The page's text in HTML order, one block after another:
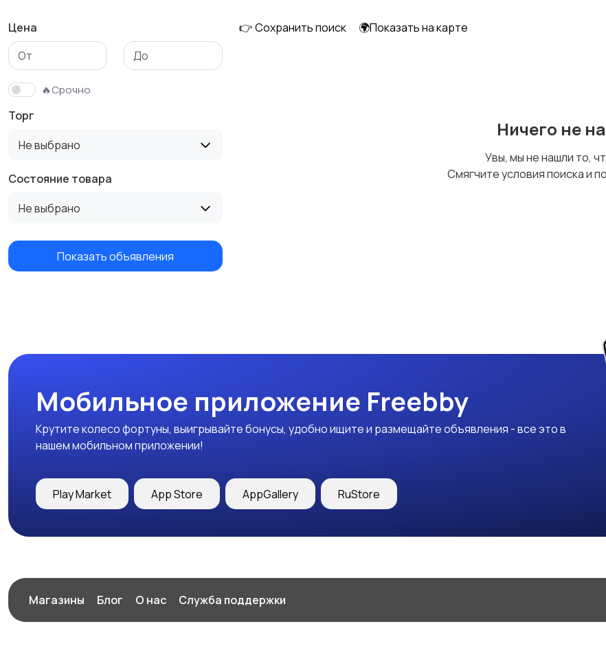
Бутербродницы,
сэндвичницы,
тостеры
Кухонные комбайны,
Цена
🔥Срочно
Торг
Не выбрано
Состояние товара
Не выбрано
Показать объявления
👉 Сохранить поиск 🌍Показать на карте
Ничего не
Увы, мы не нашли то,
Смягчите условия поиска и
Мобильное приложение Freebby
Крутите колесо фортуны, выигрывайте бонусы, удобно ищите и размещайте объявления - все это в
нашем мобильном приложении!
Play Market App Store AppGallery RuStore
Магазины Блог О нас Служба поддержки